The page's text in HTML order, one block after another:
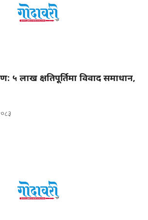
५ लाख क्षतिपूर्तिमा विवाद समाधान,